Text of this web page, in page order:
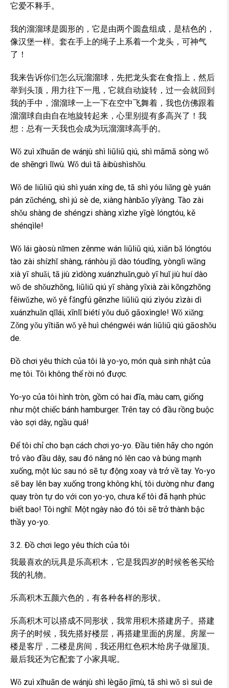
它爱不释手。
我的溜溜球是圆形的，它是由两个圆盘组成，是桔色的，
像汉堡一样。套在手上的绳子上系着一个龙头，可神气
了！
我来告诉你们怎么玩溜溜球，先把龙头套在食指上，然后
举到头顶，用力往下一甩，它就自动旋转，过一会就回到
我的手中，溜溜球一上一下在空中飞舞着，我也仿佛跟着
溜溜球自由自在地旋转起来，心里别提有多高兴了！我
想：总有一天我也会成为玩溜溜球高手的。
Wǒ zuì xǐhuān de wánjù shì liūliū qiú, shì māmā sòng wǒ
de shēngrì lǐwù. Wǒ duì tā àibùshìshǒu.
Wǒ de liūliū qiú shì yuán xíng de, tā shì yóu liǎng gè yuán
pán zǔchéng, shì jú sè de, xiàng hànbǎo yīyàng. Tào zài
shǒu shàng de shéngzi shàng xìzhe yīgè lóngtóu, kě
shénqìle!
Wǒ lái gàosù nǐmen zěnme wán liūliū qiú, xiān bǎ lóngtóu
tào zài shízhǐ shàng, ránhòu jǔ dào tóudǐng, yònglì wǎng
xià yī shuǎi, tā jiù zìdòng xuánzhuǎn,guò yī huǐ jiù huí dào
wǒ de shǒuzhōng, liūliū qiú yī shàng yīxià zài kōngzhōng
fēiwǔzhe, wǒ yě fǎngfú gēnzhe liūliū qiú zìyóu zìzài dì
xuánzhuǎn qǐlái, xīnlǐ biétí yǒu duō gāoxìngle! Wǒ xiǎng:
Zǒng yǒu yītiān wǒ yě huì chéngwéi wán liūliū qiú gāoshǒu
de.
Đồ chơi yêu thích của tôi là yo-yo, món quà sinh nhật của
mẹ tôi. Tôi không thể rời nó được.
Yo-yo của tôi hình tròn, gồm có hai đĩa, màu cam, giống
như một chiếc bánh hamburger. Trên tay có đầu rồng buộc
vào sợi dây, ngầu quá!
Để tôi chỉ cho bạn cách chơi yo-yo. Đầu tiên hãy cho ngón
trỏ vào đầu dây, sau đó nâng nó lên cao và búng mạnh
xuống, một lúc sau nó sẽ tự động xoay và trở về tay. Yo-yo
sẽ bay lên bay xuống trong không khí, tôi dường như đang
quay tròn tự do với con yo-yo, chưa kể tôi đã hạnh phúc
biết bao! Tôi nghĩ: Một ngày nào đó tôi sẽ trở thành bậc
thầy yo-yo.
3.2. Đồ chơi lego yêu thích của tôi
我最喜欢的玩具是乐高积木，它是我四岁的时候爸爸买给
我的礼物。
乐高积木五颜六色的，有各种各样的形状。
乐高积木可以搭成不同形状，我常用积木搭建房子。搭建
房子的时候，我先搭好楼层，再搭建里面的房屋。房屋一
楼是客厅，二楼是房间，我还用红色积木给房子做屋顶。
最后我还为它配套了小家具呢。
Wǒ zuì xǐhuān de wánjù shì lègāo jīmù, tā shì wǒ sì suì de